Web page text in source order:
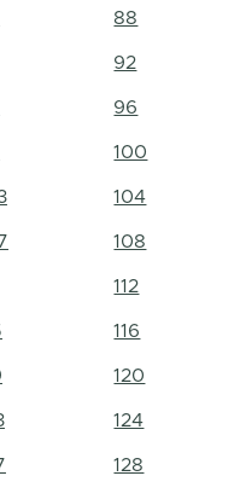
88
92
96
100
104
108
112
116
120
124
128